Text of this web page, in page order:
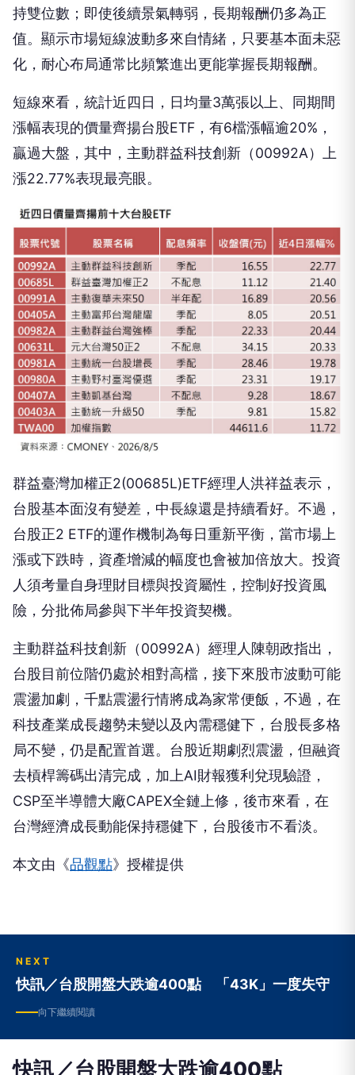
化，耐心布局通常比頻繁進出更能掌握長期報酬。
短線來看，統計近四日，日均量3萬張以上、同期間
漲幅表現的價量齊揚台股ETF，有6檔漲幅逾20%，
贏過大盤，其中，主動群益科技創新（00992A）上
漲22.77%表現最亮眼。
群益臺灣加權正2(00685L)ETF經理人洪祥益表示，
台股正2 ETF的運作機制為每日重新平衡，當市場上
漲或下跌時，資產增減的幅度也會被加倍放大。投資
人須考量自身理財目標與投資屬性，控制好投資風
險，分批佈局參與下半年投資契機。
主動群益科技創新（00992A）經理人陳朝政指出，
台股目前位階仍處於相對高檔，接下來股市波動可能
震盪加劇，千點震盪行情將成為家常便飯，不過，在
科技產業成長趨勢未變以及內需穩健下，台股長多格
局不變，仍是配置首選。台股近期劇烈震盪，但融資
去槓桿籌碼出清完成，加上AI財報獲利兌現驗證，
CSP至半導體大廠CAPEX全鏈上修，後市來看，在
台灣經濟成長動能保持穩健下，台股後市不看淡。
本文由《 品觀點 》授權提供
快訊／台股開盤大跌逾400點 「43K」一度失守
向下繼續閱讀
快訊／台股開盤大跌逾400點
「43K」一度失守